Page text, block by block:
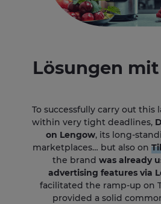
Lösungen
To successfully carry out this
within very tight deadlines,
on Lengow, its long-
marketplaces… but also on
the brandwas already
advertising features via
facilitated the ramp-up on
provided a solid